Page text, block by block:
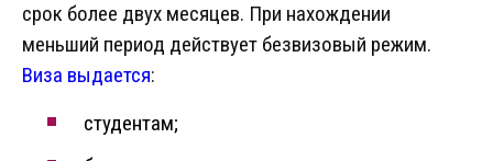
срок более двух месяцев. При нахождении
меньший период действует безвизовый режим.
Виза выдается:
студентам;